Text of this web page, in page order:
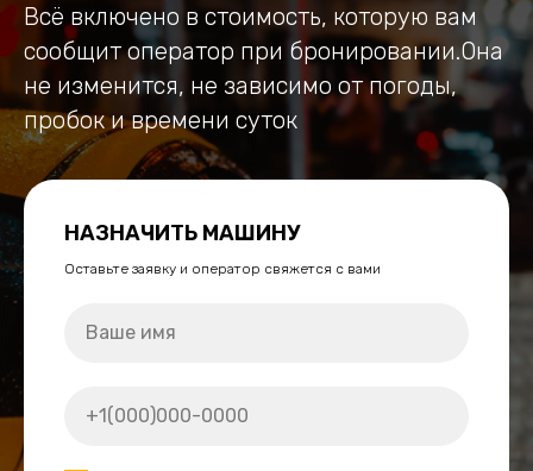
Всё включено в стоимость, которую вам
сообщит оператор при бронировании.Она
не изменится, не зависимо от погоды,
пробок и времени суток
НАЗНАЧИТЬ МАШИНУ
Оставьте заявку и оператор свяжется с вами